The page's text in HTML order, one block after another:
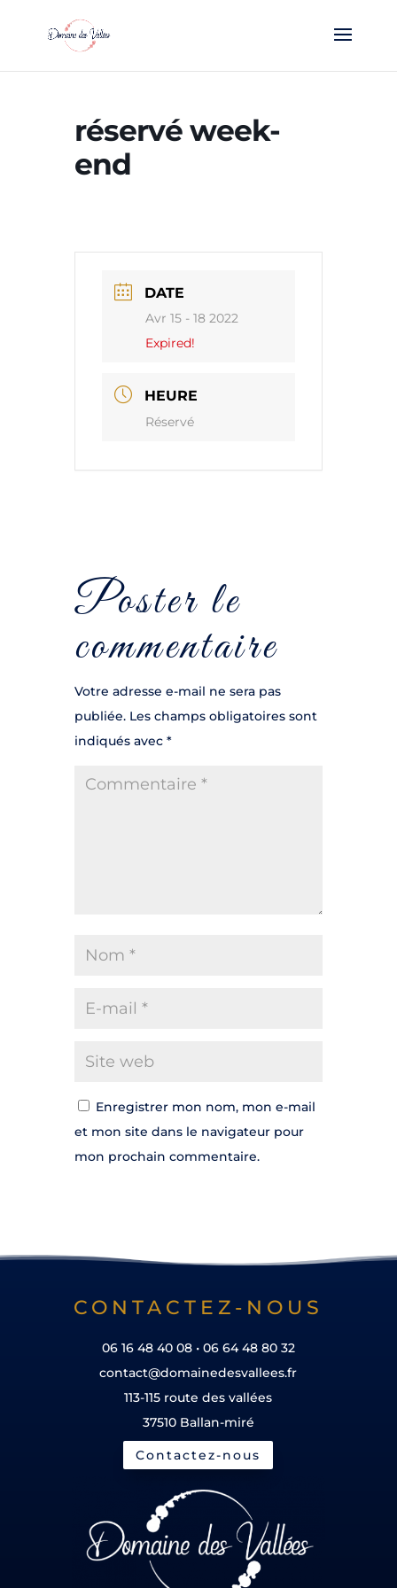
réservé week-
end
DATE
Avr 15 - 18 2022
Expired!
HEURE
Réservé
Poster le
commentaire
Votre adresse e-mail ne sera pas
publiée. Les champs obligatoires sont
indiqués avec *
Enregistrer mon nom, mon e-mail
et mon site dans le navigateur pour
mon prochain commentaire.
CONTACTEZ-NOUS
06 16 48 40 08 • 06 64 48 80 32
contact@domainedesvallees.fr
113-115 route des vallées
37510 Ballan-miré
Contactez-nous